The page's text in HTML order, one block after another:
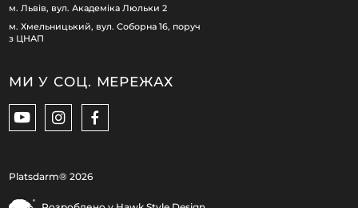
м. Львів, вул. Академіка Люльки 2
м. Хмельницький, вул. Соборна 16, поруч
з ЦНАП
МИ У СОЦ. МЕРЕЖАХ
Platsdarm® 2026